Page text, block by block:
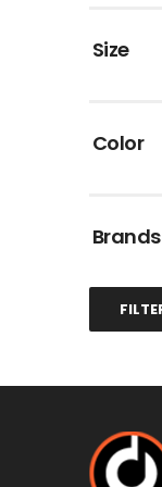
Size
Color
Brands